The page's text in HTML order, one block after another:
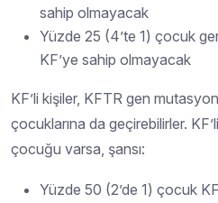
sahip olmayacak
Yüzde 25 (4’te 1) çocuk
KF’ye sahip olmayacak
KF’li kişiler, KFTR gen
çocuklarına da geçirebilirler.
çocuğu varsa, şansı:
Yüzde 50 (2’de 1) çocuk